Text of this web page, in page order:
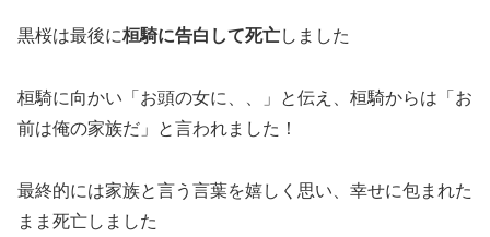
黒桜は最後に桓騎に告白して死亡しました
桓騎に向かい「お頭の女に、、」と伝え、桓騎からは「お
前は俺の家族だ」と言われました！
最終的には家族と言う言葉を嬉しく思い、幸せに包まれた
まま死亡しました